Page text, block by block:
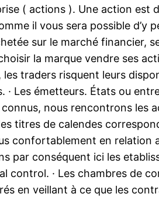
( actions ). Une action est
il vous sera possible
sur le marché financier,
la marque vendre ses
traders risquent leurs
· Les émetteurs. États ou
nous rencontrons les
titres de calendes
confortablement en
par conséquent ici les
control. · Les chambres de
en veillant à ce que les